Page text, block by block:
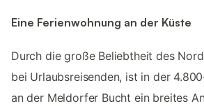
Eine Ferienwohnung an der Küste
Durch die große Beliebtheit des
bei Urlaubsreisenden, ist in der
an der Meldorfer Bucht ein breites